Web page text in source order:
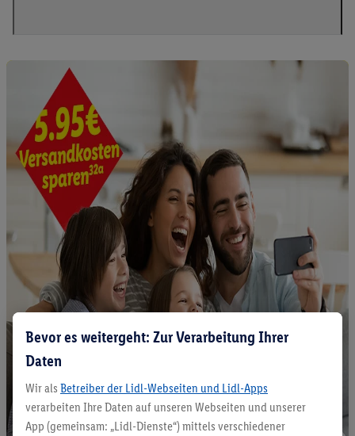
Bevor es weitergeht: Zur Verarbeitung Ihrer
Daten
Wir als Betreiber der Lidl-Webseiten und Lidl-Apps
verarbeiten Ihre Daten auf unseren Webseiten und unserer
App (gemeinsam: „Lidl-Dienste“) mittels verschiedener